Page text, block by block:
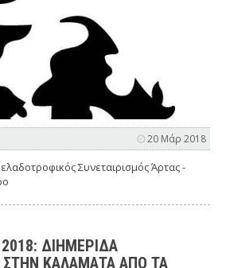
20 Μάρ 2018
Συνεταιρισμός Άρτας -
ΔΙΗΜΕΡΙΔΑ
ΚΑΛΑΜΑΤΑ ΑΠΟ ΤΑ